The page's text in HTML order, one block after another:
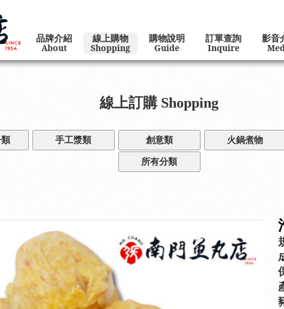
品牌介紹
About
線上購物
Shopping
購物說明
Guide
訂單查詢
Inquire
影音
線上訂購 Shopping
手工漿類 創意類 火鍋煮物
所有分類